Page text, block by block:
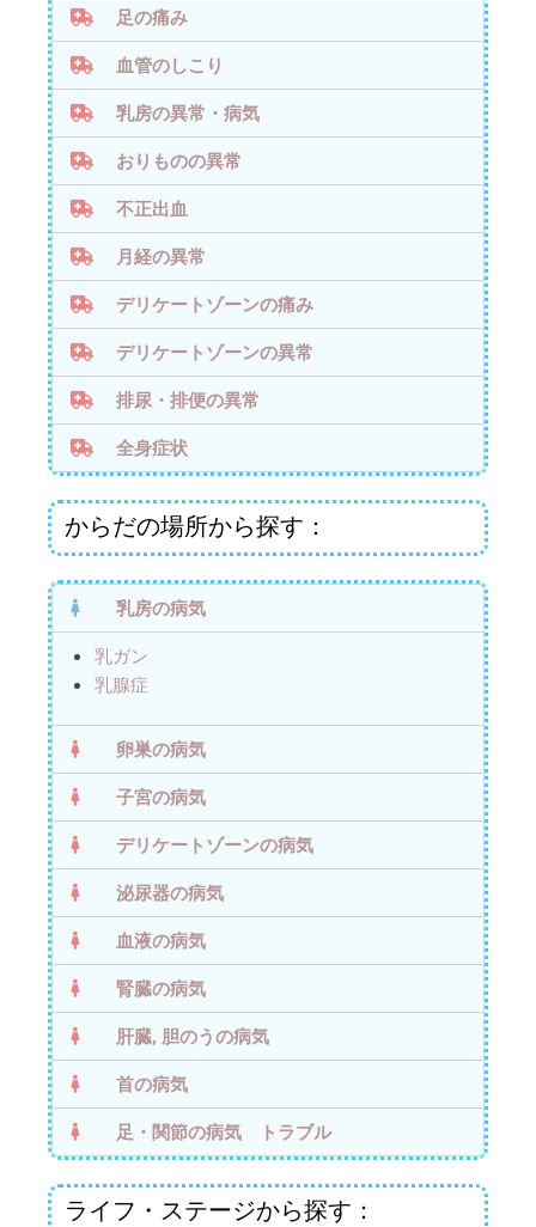
足の痛み
血管のしこり
乳房の異常・病気
おりものの異常
不正出血
月経の異常
デリケートゾーンの痛み
デリケートゾーンの異常
排尿・排便の異常
全身症状
からだの場所から探す：
乳房の病気
乳ガン
乳腺症
卵巣の病気
子宮の病気
デリケートゾーンの病気
泌尿器の病気
血液の病気
腎臓の病気
肝臓, 胆のうの病気
首の病気
足・関節の病気 トラブル
ライフ・ステージから探す：